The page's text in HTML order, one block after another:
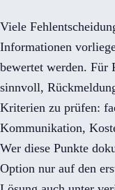
Viele
Informationen
bewertet werden. Für
sinnvoll,
Kriterien zu prüfen:
Kommunikation,
Wer diese Punkte
Option nur auf den